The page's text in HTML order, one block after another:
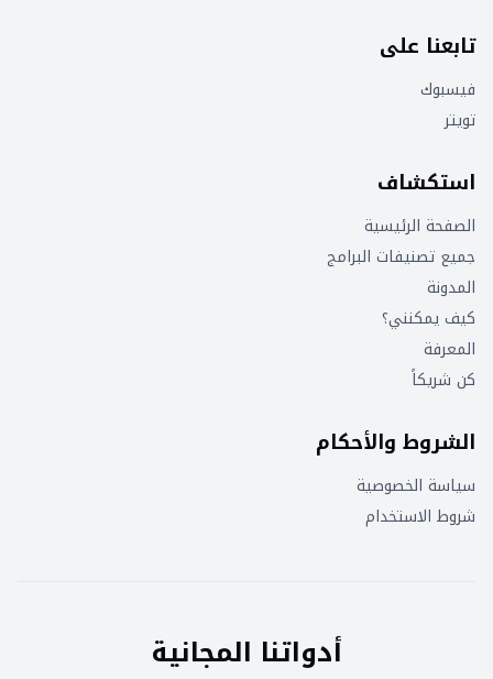
تابعنا على
فيسبوك
تويتر
استكشاف
الصفحة الرئيسية
جميع تصنيفات البرامج
المدونة
كيف يمكنني؟
المعرفة
كن شريكاً
الشروط والأحكام
سياسة الخصوصية
شروط الاستخدام
أدواتنا المجانية